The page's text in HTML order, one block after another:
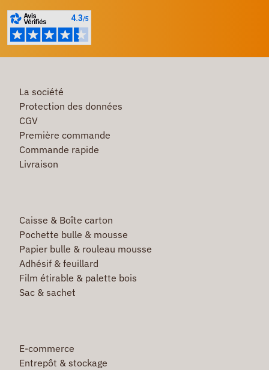
La société
Protection des données
CGV
Première commande
Commande rapide
Livraison
Caisse & Boîte carton
Pochette bulle & mousse
Papier bulle & rouleau mousse
Adhésif & feuillard
Film étirable & palette bois
Sac & sachet
E-commerce
Entrepôt & stockage